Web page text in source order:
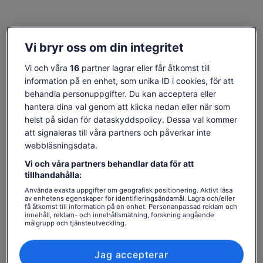
att förglömma den roll Scapa Flow spelade i båda
italienska kapellet och många fler.
Se tillgänglighet
Ändra datum
datum
tors 6 aug.
-
fre 7 aug.
2 044 kr
lör 8 aug.
2 044 kr
sön 9 aug.
2 044 kr
Priset
är
per
vuxen
2 044 kr
inklusive skatter och avgifter
Innehållet på den här sidan kan ha skapats med
maskinöversättning
Se originaltexten (engelska)
Lämna feedback om översättningen
i
Bra att veta innan du bokar
I enlighet med EU-bestämmelser om konsumenträtt
gäller inte ångerrätten för aktivitetstjänster.
Leverantörens avbokningsregler gäller.
Denna aktivitet tillhandahålls av en professionell
näringsidkare (en part som agerar inom ramen för sin
Vi bryr oss om din integritet
Vi och våra 16partner lagrar eller får åtkomst till
information på en enhet, som unika ID i cookies, för att
behandla personuppgifter. Du kan acceptera eller
hantera dina val genom att klicka nedan eller när som
helst på sidan för dataskyddspolicy. Dessa val kommer
att signaleras till våra partners och påverkar inte
webbläsningsdata.
Vi och våra partners behandlar data för att
tillhandahålla:
Använda exakta uppgifter om geografisk positionering. Aktivt läsa
av enhetens egenskaper för identifieringsändamål. Lagra och/eller
få åtkomst till information på en enhet. Personanpassad reklam och
innehåll, reklam- och innehållsmätning, forskning angående
målgrupp och tjänsteutveckling.
Jag accepterar